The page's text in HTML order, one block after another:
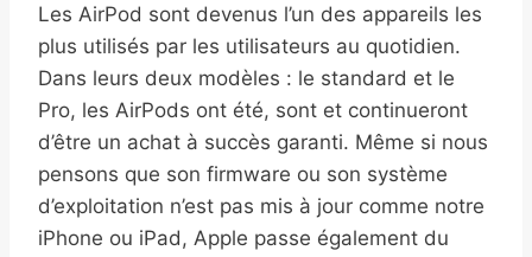
Les AirPod sont devenus l’un des appareils les
plus utilisés par les utilisateurs au quotidien.
Dans leurs deux modèles : le standard et le
Pro, les AirPods ont été, sont et continueront
d’être un achat à succès garanti. Même si nous
pensons que son firmware ou son système
d’exploitation n’est pas mis à jour comme notre
iPhone ou iPad, Apple passe également du